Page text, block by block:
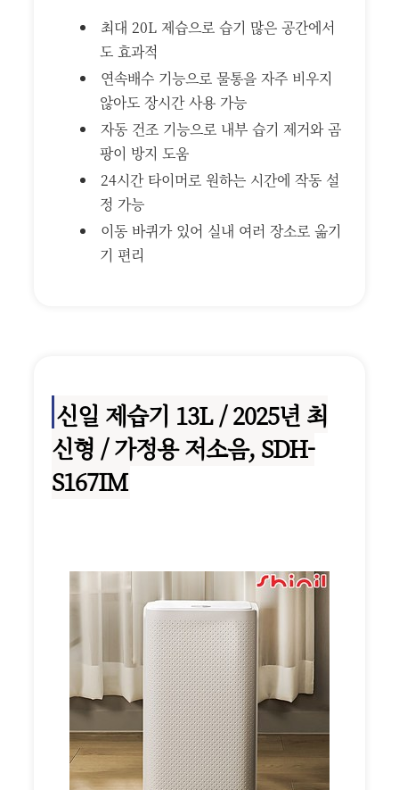
최대 20L 제습으로 습기 많은 공간에서
도 효과적
연속배수 기능으로 물통을 자주 비우지
않아도 장시간 사용 가능
자동 건조 기능으로 내부 습기 제거와 곰
팡이 방지 도움
24시간 타이머로 원하는 시간에 작동 설
정 가능
이동 바퀴가 있어 실내 여러 장소로 옮기
기 편리
신일 제습기 13L / 2025년 최
신형 / 가정용 저소음, SDH-
S167IM